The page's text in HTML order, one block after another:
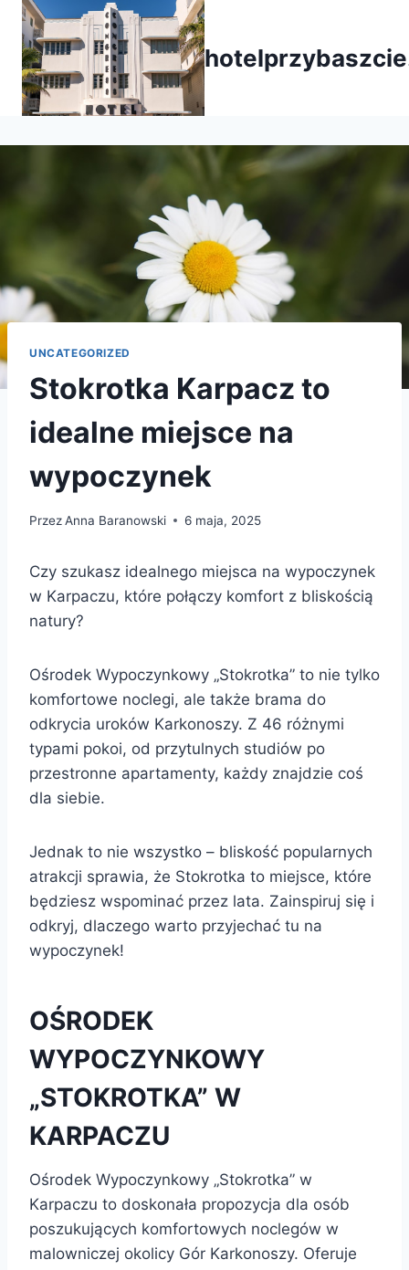
Przejdź
treści
UNCATEGORIZED
Stokrotka Karpacz to
idealne miejsce na
wypoczynek
PrzezAnna Baranowski 6 maja, 2025
Czy szukasz idealnego miejsca na wypoczynek
w Karpaczu, które połączy komfort z bliskością
natury?
Ośrodek Wypoczynkowy „Stokrotka” to nie tylko
komfortowe noclegi, ale także brama do
odkrycia uroków Karkonoszy. Z 46 różnymi
typami pokoi, od przytulnych studiów po
przestronne apartamenty, każdy znajdzie coś
dla siebie.
Jednak to nie wszystko – bliskość popularnych
atrakcji sprawia, że Stokrotka to miejsce, które
będziesz wspominać przez lata. Zainspiruj się i
odkryj, dlaczego warto przyjechać tu na
wypoczynek!
OŚRODEK
WYPOCZYNKOWY
„STOKROTKA” W
KARPACZU
Ośrodek Wypoczynkowy „Stokrotka” w
Karpaczu to doskonała propozycja dla osób
poszukujących komfortowych noclegów w
malowniczej okolicy Gór Karkonoszy. Oferuje